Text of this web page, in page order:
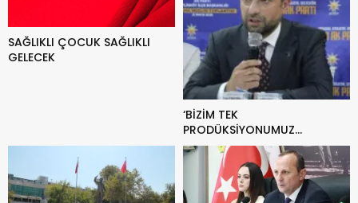
SAĞLIKLI ÇOCUK SAĞLIKLI
GELECEK
‘BİZİM TEK
PRODÜKSİYONUMUZ
HİZMETTİR’